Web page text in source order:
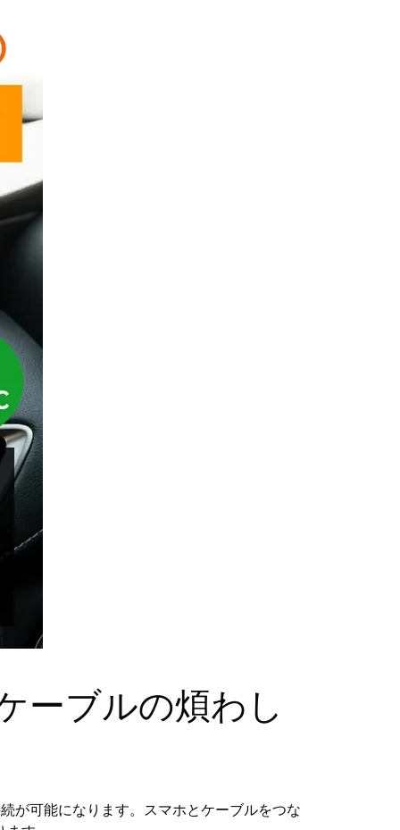
ーブルの煩わし
可能になります。スマホとケーブルをつな